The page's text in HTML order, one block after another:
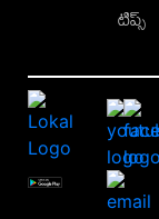
టిప్స్